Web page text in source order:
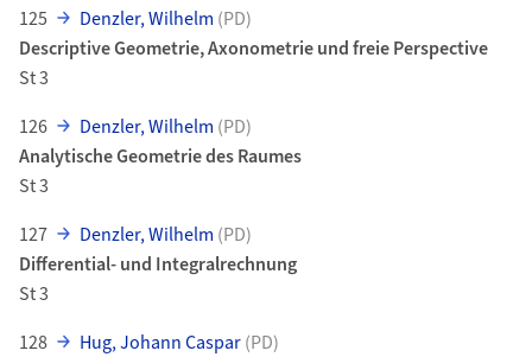
125
Denzler, Wilhelm (PD)
Descriptive Geometrie, Axonometrie und freie Perspective
St 3
126
Denzler, Wilhelm (PD)
Analytische Geometrie des Raumes
St 3
127
Denzler, Wilhelm (PD)
Differential- und Integralrechnung
St 3
128
Hug, Johann Caspar(PD)